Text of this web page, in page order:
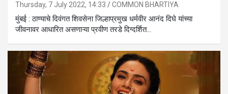
Thursday, 7 July 2022, 14:33 COMMON BHARTIYA
मुंबई : ठाण्याचे दिवंगत शिवसेना जिल्हाप्रमुख धर्मवीर आनंद दिघे यांच्या
जीवनावर आधारित असणाऱ्या प्रवीण तरडे दिग्दर्शित…